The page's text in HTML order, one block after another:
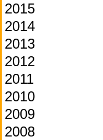
2015
2014
2013
2012
2011
2010
2009
2008